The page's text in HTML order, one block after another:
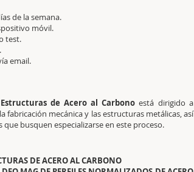
de la semana.
móvil.
test.
email.
de Acero al Carbono está dirigido a
mecánica y las estructuras metálicas, así
busquen especializarse en este proceso.
DE ACERO AL CARBONO